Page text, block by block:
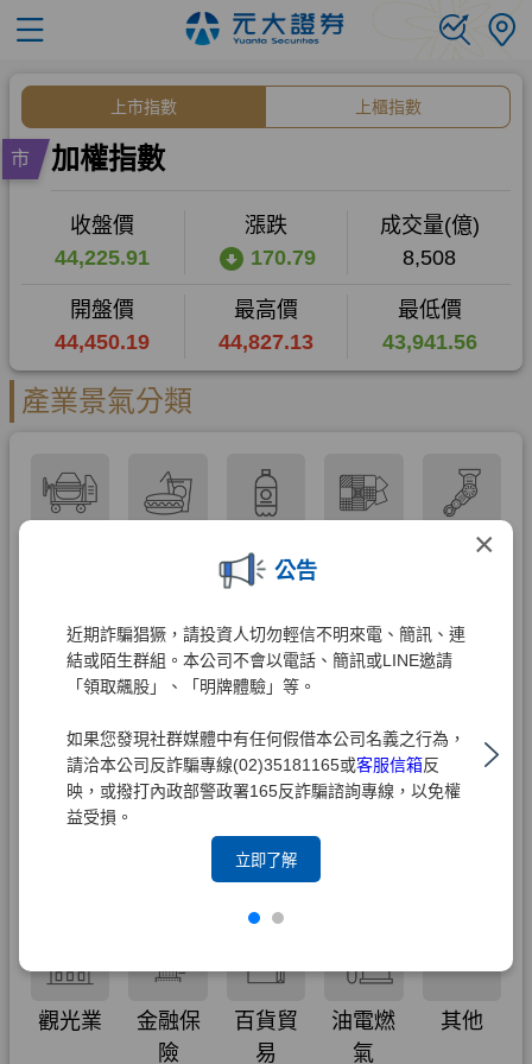
×
公告
近期詐騙猖獗，請投資人切勿輕信不明來電、簡訊、連
結或陌生群組。本公司不會以電話、簡訊或LINE邀請
「領取飆股」、「明牌體驗」等。
如果您發現社群媒體中有任何假借本公司名義之行為，
請洽本公司反詐騙專線(02)35181165或客服信箱反
映，或撥打內政部警政署165反詐騙諮詢專線，以免權
益受損。
立即了解